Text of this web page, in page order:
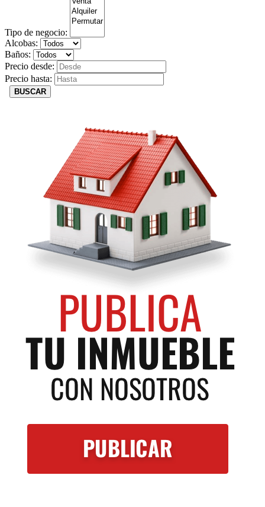
Tipo de negocio:
Alcobas:
Baños:
Precio desde:
Precio hasta:
BUSCAR